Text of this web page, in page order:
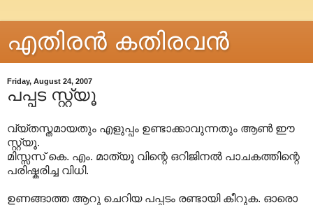
എതിരന്‍ കതിരവന്‍
Friday, August 24, 2007
പപ്പട സ്റ്റ്യൂ
വ്യ്തസ്തമായതും എളുപ്പം ഉണ്ടാക്കാവുന്നതും ആണ്‍ ഈ
സ്റ്റ്യൂ.
മിസ്സസ് കെ. എം. മാത്യൂ വിന്റെ ഒറിജിനല്‍ പാചകത്തിന്റെ
പരിഷ്കരിച്ച വിധി.
ഉണങ്ങാത്ത ആറു ചെറിയ പപ്പടം രണ്ടായി കീറുക. ഓരൊ